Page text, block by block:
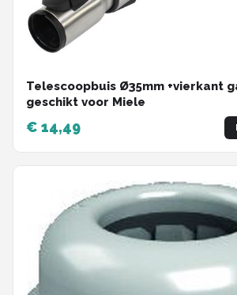
Telescoopbuis Ø35mm +vierkant
geschikt voor Miele
€ 14,49